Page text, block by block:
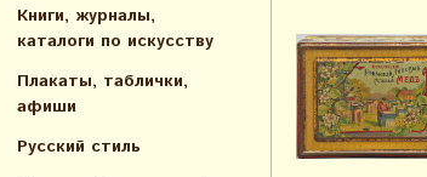
Книги, журналы,
каталоги по искусcтву
Плакаты, таблички,
афиши
Русский стиль